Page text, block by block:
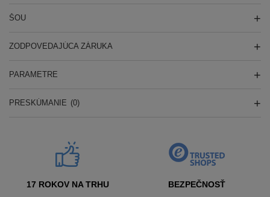
ŠOU
ZODPOVEDAJÚCA ZÁRUKA
PARAMETRE
PRESKÚMANIE (0)
17 ROKOV NA TRHU BEZPEČNOSŤ